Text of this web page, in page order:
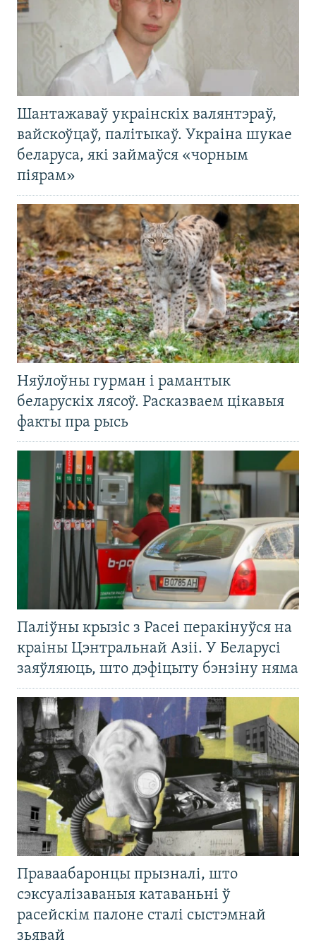
Шантажаваў украінскіх валянтэраў,
вайскоўцаў, палітыкаў. Украіна шукае
беларуса, які займаўся «чорным
піярам»
Няўлоўны гурман і рамантык
беларускіх лясоў. Расказваем цікавыя
факты пра рысь
Паліўны крызіс з Расеі перакінуўся на
краіны Цэнтральнай Азіі. У Беларусі
заяўляюць, што дэфіцыту бэнзіну няма
Праваабаронцы прызналі, што
сэксуалізаваныя катаваньні ў
расейскім палоне сталі сыстэмнай
зьявай